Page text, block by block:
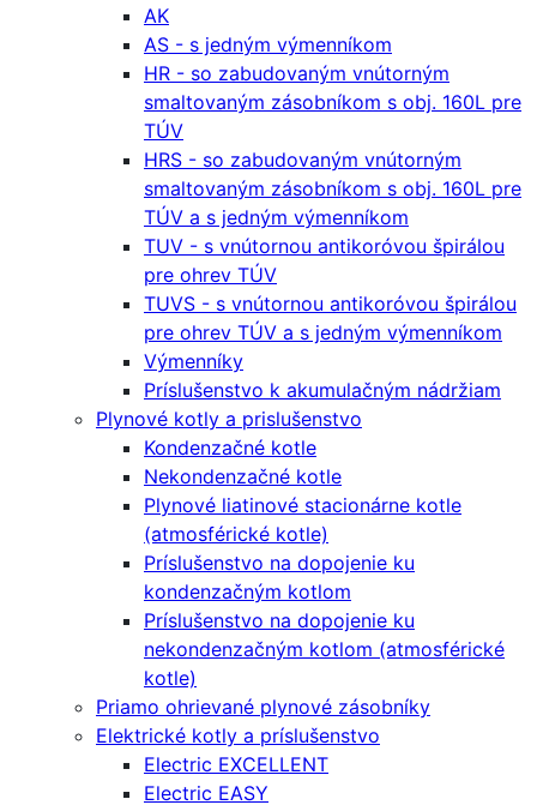
AK
AS - s jedným výmenníkom
HR - so zabudovaným vnútorným
smaltovaným zásobníkom s obj. 160L pre
TÚV
HRS - so zabudovaným vnútorným
smaltovaným zásobníkom s obj. 160L pre
TÚV a s jedným výmenníkom
TUV - s vnútornou antikoróvou špirálou
pre ohrev TÚV
TUVS - s vnútornou antikoróvou špirálou
pre ohrev TÚV a s jedným výmenníkom
Výmenníky
Príslušenstvo k akumulačným nádržiam
Plynové kotly a prislušenstvo
Kondenzačné kotle
Nekondenzačné kotle
Plynové liatinové stacionárne kotle
(atmosférické kotle)
Príslušenstvo na dopojenie ku
kondenzačným kotlom
Príslušenstvo na dopojenie ku
nekondenzačným kotlom (atmosférické
kotle)
Priamo ohrievané plynové zásobníky
Elektrické kotly a príslušenstvo
Electric EXCELLENT
Electric EASY